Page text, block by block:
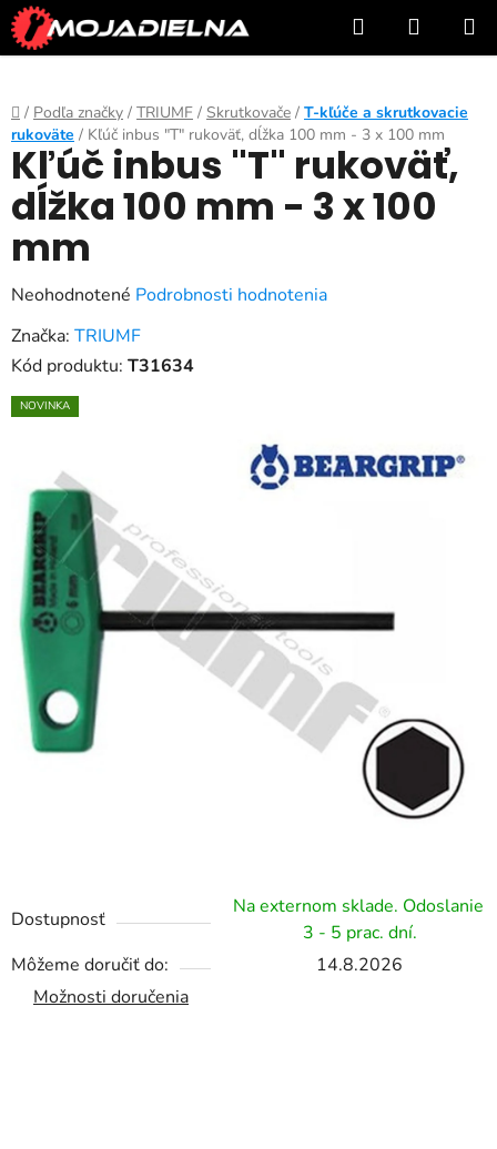
Prejsť
na
obsah
Hľadať
KOŠÍK
Domov
/ Podľa značky / TRIUMF / Skrutkovače / T-kľúče a skrutkovacie
rukoväte / Kľúč inbus "T" rukoväť, dĺžka 100 mm - 3 x 100 mm
Dostupnosť
Na externom sklade. Odoslanie
3 - 5 prac. dní.
Môžeme doručiť do:
14.8.2026
Možnosti doručenia
Kľúč inbus "T" rukoväť,
dĺžka 100 mm - 3 x 100
mm
Priemerné
hodnotenie
produktu
0,0
hviezdičiek.
Neohodnotené Podrobnosti hodnotenia
Značka: TRIUMF
Kód produktu: T31634
NOVINKA